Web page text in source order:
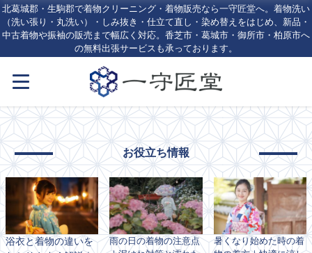
北葛城郡・生駒郡で着物クリーニング・着物販売なら一守匠堂へ。着物洗い
（洗い張り・丸洗い）・しみ抜き・仕立て直し・染め替えをはじめ、新品・
中古着物や振袖の販売まで幅広く対応。香芝市・葛城市・御所市・柏原市へ
の無料出張サービスも承っております。
お役立ち情報
浴衣と着物の違いを
雨の日の着物の注意点
暑くなり始めた時の着